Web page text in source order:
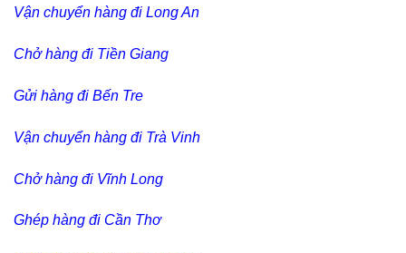
Vận chuyển hàng đi Long An
Chở hàng đi Tiền Giang
Gửi hàng đi Bến Tre
Vận chuyển hàng đi Trà Vinh
Chở hàng đi Vĩnh Long
Ghép hàng đi Cần Thơ